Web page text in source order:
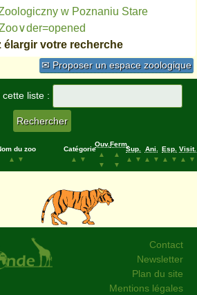
w Poznaniu Stare
élargir votre recherche
✉ Proposer un espace zoologique
liste :
du zoo
▲
▼
Catégorie
▲
▼
Ouv.
▲
▼
Ferm.
▲
▼
Sup.
▲
▼
Ani.
▲
▼
Esp.
▲
▼
Visit.
▲
▼
Contact
Newsletter
Plan du site
Mentions légales